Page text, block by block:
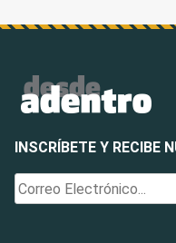
INSCRÍBETE Y RECIBE